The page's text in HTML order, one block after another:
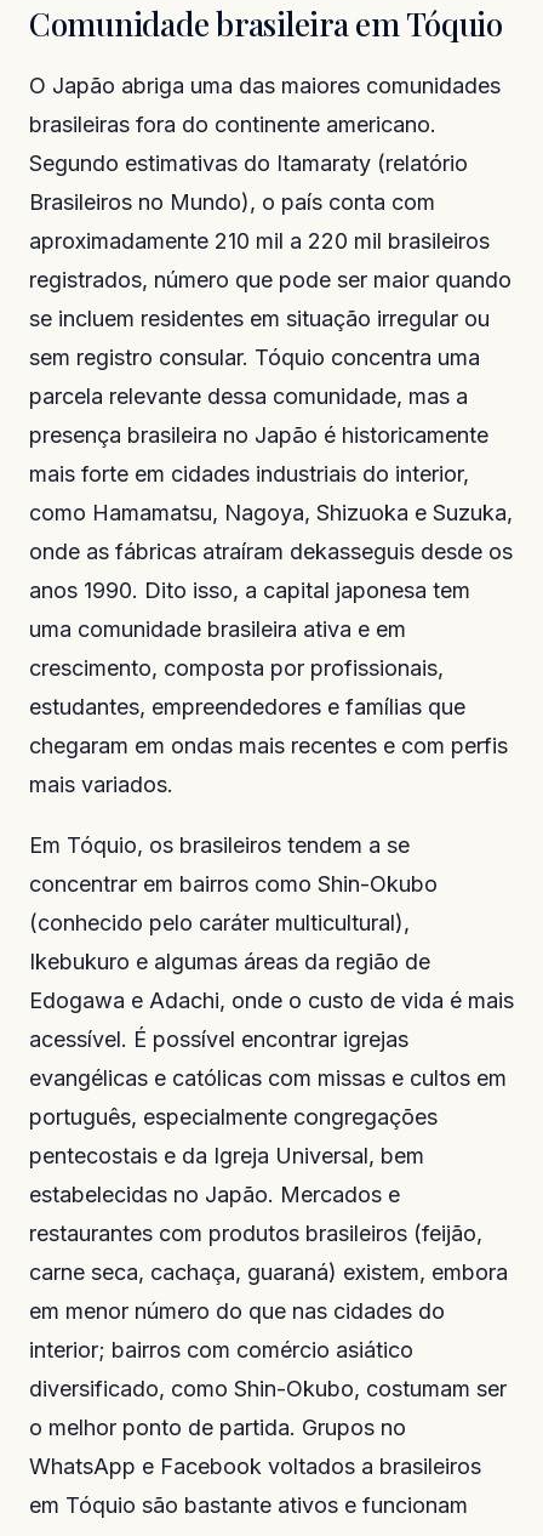
Comunidade brasileira em Tóquio
O Japão abriga uma das maiores comunidades
brasileiras fora do continente americano.
Segundo estimativas do Itamaraty (relatório
Brasileiros no Mundo), o país conta com
aproximadamente 210 mil a 220 mil brasileiros
registrados, número que pode ser maior quando
se incluem residentes em situação irregular ou
sem registro consular. Tóquio concentra uma
parcela relevante dessa comunidade, mas a
presença brasileira no Japão é historicamente
mais forte em cidades industriais do interior,
como Hamamatsu, Nagoya, Shizuoka e Suzuka,
onde as fábricas atraíram dekasseguis desde os
anos 1990. Dito isso, a capital japonesa tem
uma comunidade brasileira ativa e em
crescimento, composta por profissionais,
estudantes, empreendedores e famílias que
chegaram em ondas mais recentes e com perfis
mais variados.
Em Tóquio, os brasileiros tendem a se
concentrar em bairros como Shin-Okubo
(conhecido pelo caráter multicultural),
Ikebukuro e algumas áreas da região de
Edogawa e Adachi, onde o custo de vida é mais
acessível. É possível encontrar igrejas
evangélicas e católicas com missas e cultos em
português, especialmente congregações
pentecostais e da Igreja Universal, bem
estabelecidas no Japão. Mercados e
restaurantes com produtos brasileiros (feijão,
carne seca, cachaça, guaraná) existem, embora
em menor número do que nas cidades do
interior; bairros com comércio asiático
diversificado, como Shin-Okubo, costumam ser
o melhor ponto de partida. Grupos no
WhatsApp e Facebook voltados a brasileiros
em Tóquio são bastante ativos e funcionam